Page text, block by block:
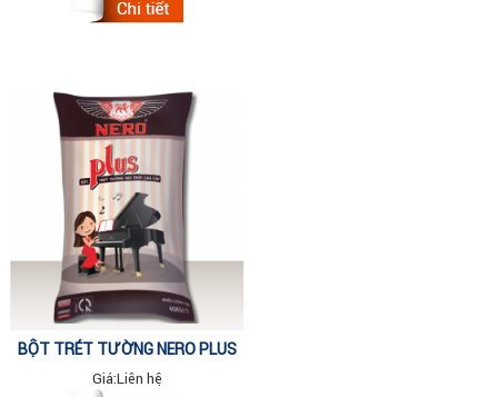
BỘT TRÉT TƯỜNG NERO PLUS
INT (NEW) BAO 40 KG
Giá:Liên hệ